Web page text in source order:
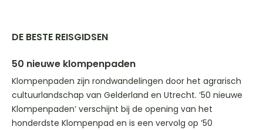
DE BESTE REISGIDSEN
50 nieuwe klompenpaden
Klompenpaden zijn rondwandelingen door het agrarisch
cultuurlandschap van Gelderland en Utrecht. ’50 nieuwe
Klompenpaden’ verschijnt bij de opening van het
honderdste Klompenpad en is een vervolg op ’50